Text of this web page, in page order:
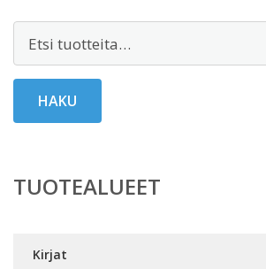
HAKU
TUOTEALUEET
Kirjat